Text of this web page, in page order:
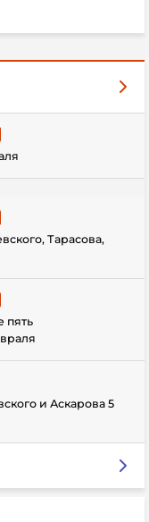
Тарасова,
пять
и Аскарова 5